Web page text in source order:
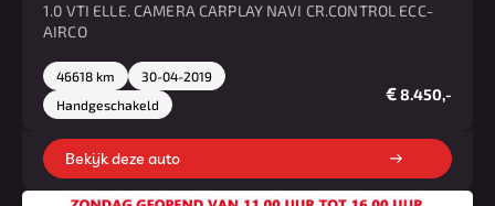
1.0 VTI ELLE. CAMERA CARPLAY NAVI CR.CONTROL ECC-
AIRCO
46618 km
30-04-2019
Handgeschakeld
€8.450,-
Bekijk deze auto